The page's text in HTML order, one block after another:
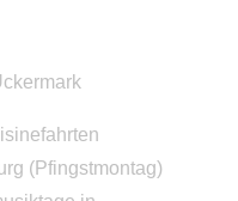
(Pfingstmontag)